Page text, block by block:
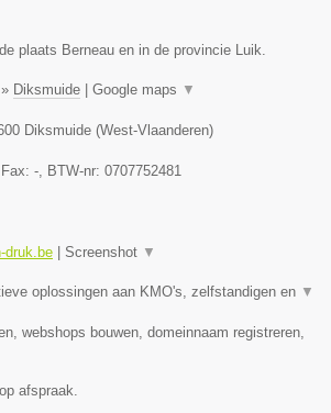
plaats Berneau en in de provincie Luik.
» Diksmuide | Google maps ▼
Diksmuide (West-Vlaanderen)
, Fax: - , BTW-nr: 0707752481
druk.be | Screenshot ▼
oplossingen aan KMO's, zelfstandigen en ▼
webshops bouwen, domeinnaam registreren,
afspraak.